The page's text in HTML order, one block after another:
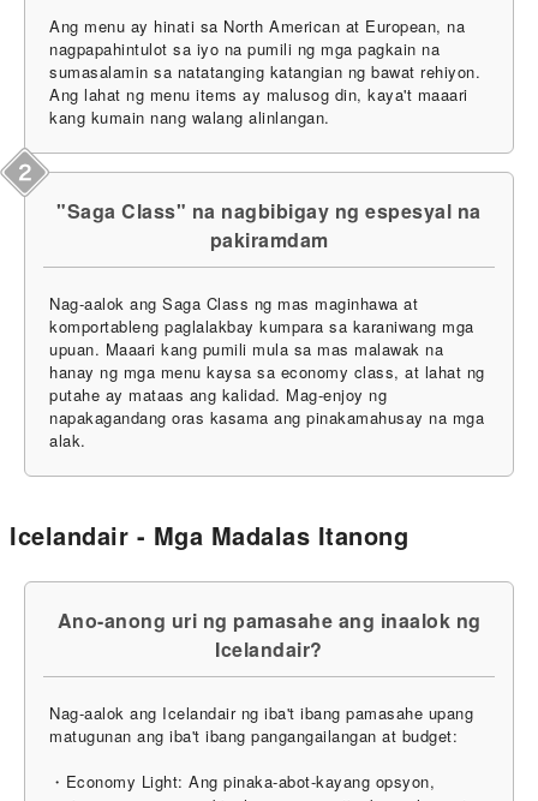
Ang menu ay hinati sa North American at European, na
nagpapahintulot sa iyo na pumili ng mga pagkain na
sumasalamin sa natatanging katangian ng bawat rehiyon.
Ang lahat ng menu items ay malusog din, kaya't maaari
kang kumain nang walang alinlangan.
"Saga Class" na nagbibigay ng espesyal na
pakiramdam
Nag-aalok ang Saga Class ng mas maginhawa at
komportableng paglalakbay kumpara sa karaniwang mga
upuan. Maaari kang pumili mula sa mas malawak na
hanay ng mga menu kaysa sa economy class, at lahat ng
putahe ay mataas ang kalidad. Mag-enjoy ng
napakagandang oras kasama ang pinakamahusay na mga
alak.
Icelandair - Mga Madalas Itanong
Ano-anong uri ng pamasahe ang inaalok ng
Icelandair?
Nag-aalok ang Icelandair ng iba't ibang pamasahe upang
matugunan ang iba't ibang pangangailangan at budget:
・Economy Light: Ang pinaka-abot-kayang opsyon,